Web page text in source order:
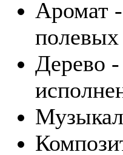
Аромат
полевых
Дерево